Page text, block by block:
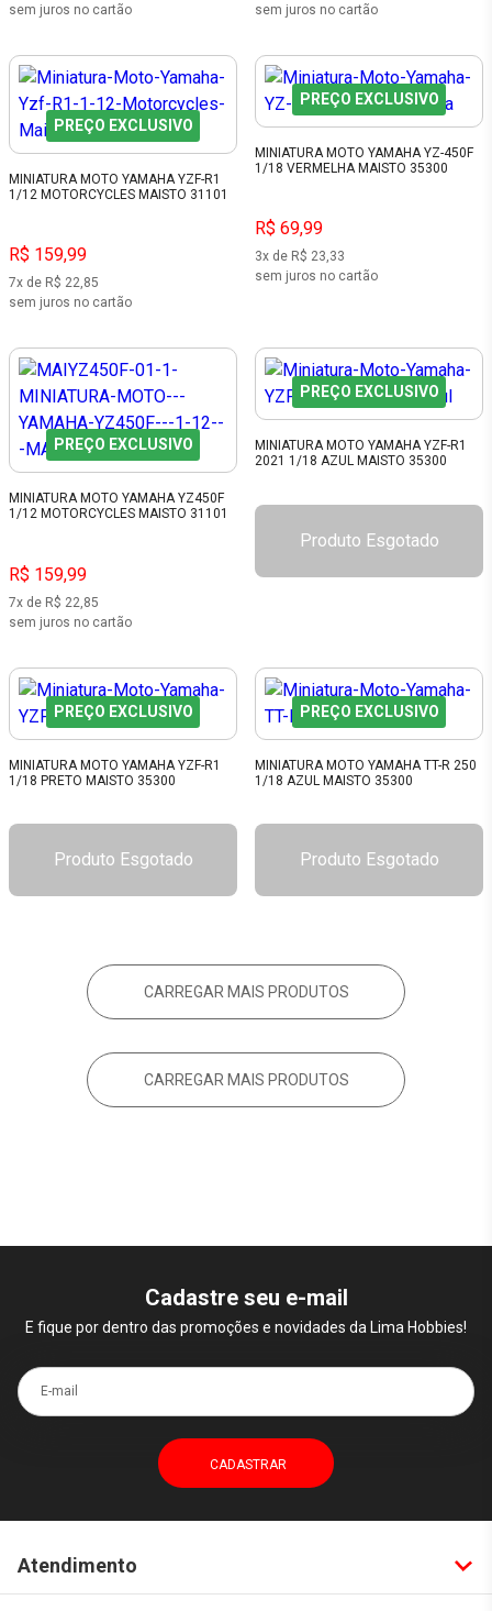
sem juros no cartão
sem juros no cartão
PREÇO EXCLUSIVO
MINIATURA MOTO YAMAHA YZF-R1
1/12 MOTORCYCLES MAISTO 31101
R$ 159,99
7x de R$ 22,85
sem juros no cartão
PREÇO EXCLUSIVO
MINIATURA MOTO YAMAHA YZ-450F
1/18 VERMELHA MAISTO 35300
R$ 69,99
3x de R$ 23,33
sem juros no cartão
PREÇO EXCLUSIVO
MINIATURA MOTO YAMAHA YZ450F
1/12 MOTORCYCLES MAISTO 31101
R$ 159,99
7x de R$ 22,85
sem juros no cartão
PREÇO EXCLUSIVO
MINIATURA MOTO YAMAHA YZF-R1
2021 1/18 AZUL MAISTO 35300
Produto Esgotado
PREÇO EXCLUSIVO
MINIATURA MOTO YAMAHA YZF-R1
1/18 PRETO MAISTO 35300
Produto Esgotado
PREÇO EXCLUSIVO
MINIATURA MOTO YAMAHA TT-R 250
1/18 AZUL MAISTO 35300
Produto Esgotado
CARREGAR MAIS PRODUTOS
CARREGAR MAIS PRODUTOS
Cadastre seu e-mail
E fique por dentro das promoções e novidades da Lima Hobbies!
E-mail
Atendimento